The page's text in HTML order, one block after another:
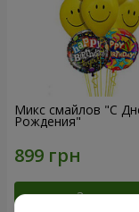
Микс смайлов "C
Рождения"
Заказать